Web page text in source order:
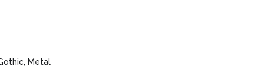
Metal